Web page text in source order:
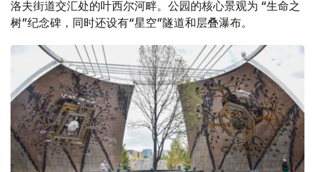
洛夫街道交汇处的叶西尔河畔。公园的核心景观为 “生命之
树”纪念碑，同时还设有“星空”隧道和层叠瀑布。